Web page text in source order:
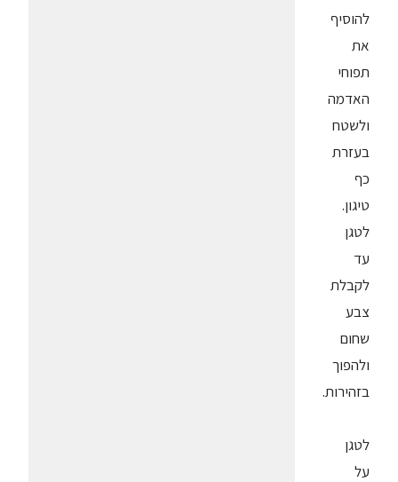
להוסיף
את
תפוחי
האדמה
ולשטח
בעזרת
כף
טיגון.
לטגן
עד
לקבלת
צבע
שחום
ולהפוך
בזהירות.
לטגן
על